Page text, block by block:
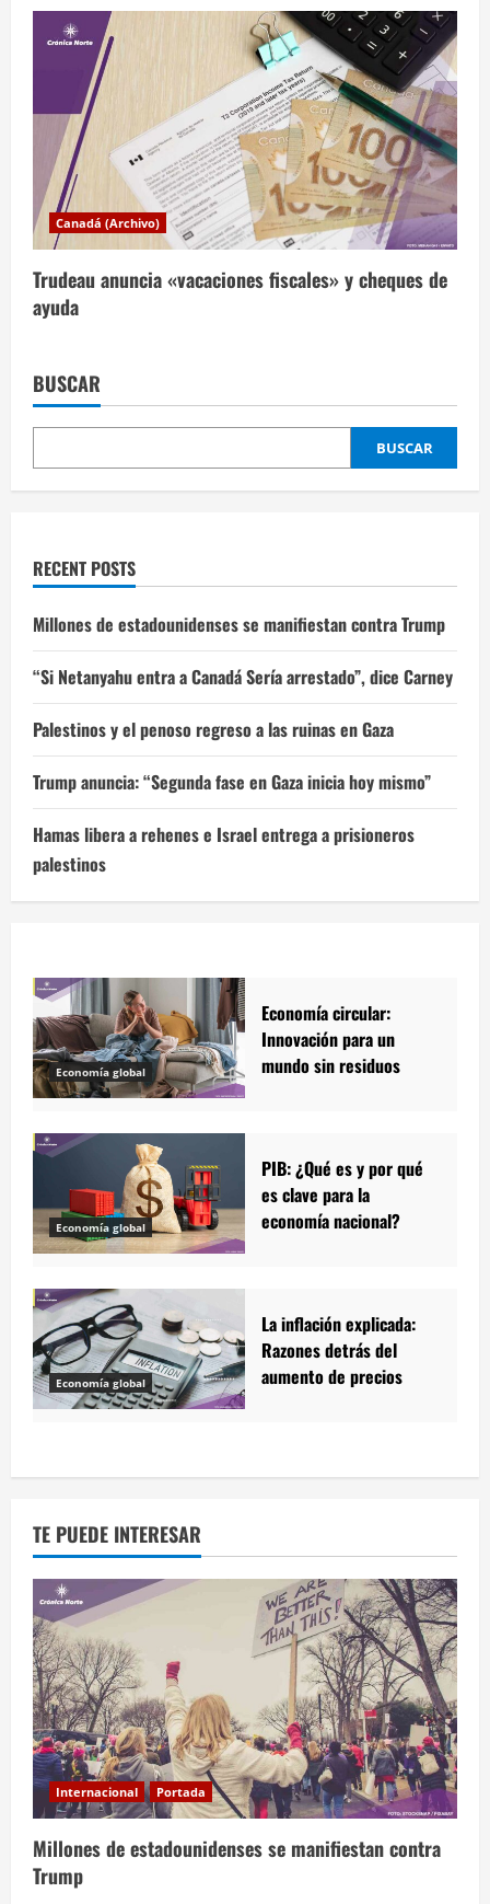
Canadá (Archivo)
Trudeau anuncia «vacaciones fiscales» y cheques de
ayuda
BUSCAR
BUSCAR
RECENT POSTS
Millones de estadounidenses se manifiestan contra Trump
“Si Netanyahu entra a Canadá Sería arrestado”, dice Carney
Palestinos y el penoso regreso a las ruinas en Gaza
Trump anuncia: “Segunda fase en Gaza inicia hoy mismo”
Hamas libera a rehenes e Israel entrega a prisioneros
palestinos
Economía global
Economía circular:
Innovación para un
mundo sin residuos
Economía global
PIB: ¿Qué es y por qué
es clave para la
economía nacional?
Economía global
La inflación explicada:
Razones detrás del
aumento de precios
TE PUEDE INTERESAR
Internacional Portada
Millones de estadounidenses se manifiestan contra
Trump